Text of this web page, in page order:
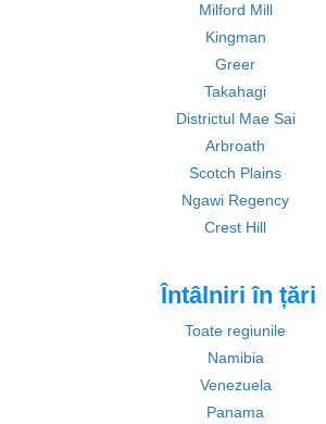
Milford Mill
Kingman
Greer
Takahagi
Districtul Mae Sai
Arbroath
Scotch Plains
Ngawi Regency
Crest Hill
Întâlniri în țări
Toate regiunile
Namibia
Venezuela
Panama